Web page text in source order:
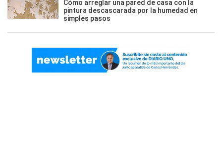
Cómo arreglar una pared de casa con la
pintura descascarada por la humedad en
simples pasos